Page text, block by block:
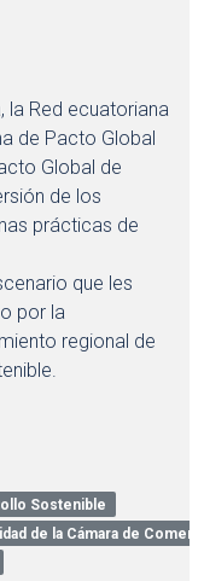
la Red ecuatoriana
de Pacto Global
Global de
de los
prácticas de
que les
por la
regional de
Sostenible
de la Cámara de